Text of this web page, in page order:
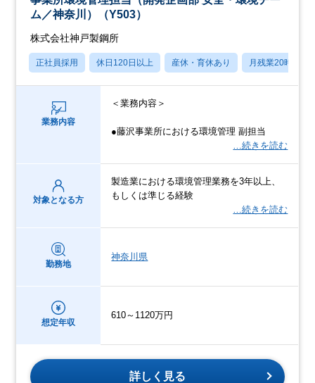
ム／神奈川）（Y503）
株式会社神戸製鋼所
正社員採用 休日120日以上 産休・育休あり 月残業20時間以
業務内容
＜業務内容＞
●藤沢事業所における環境管理 副担当
…続きを読む
対象となる方
製造業における環境管理業務を3年以上、
もしくは準じる経験
…続きを読む
勤務地
神奈川県
想定年収
610～1120万円
詳しく見る